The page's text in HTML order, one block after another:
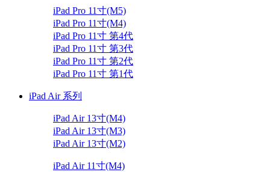
iPad Pro 11寸(M5)
iPad Pro 11寸(M4)
iPad Pro 11寸 第4代
iPad Pro 11寸 第3代
iPad Pro 11寸 第2代
iPad Pro 11寸 第1代
iPad Air 系列
iPad Air 13寸(M4)
iPad Air 13寸(M3)
iPad Air 13寸(M2)
iPad Air 11寸(M4)